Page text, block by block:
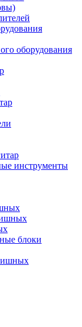
оборудования
инструменты
блоки